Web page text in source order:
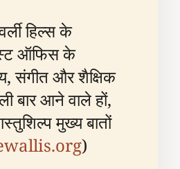
हिल्स के
ऑफिस के
संगीत और शैक्षिक
बार आने वाले हों,
मुख्य बातों
)